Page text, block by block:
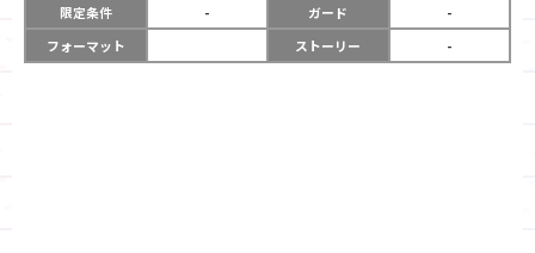
限定条件
- ガード
-
フォーマット
ストーリー -